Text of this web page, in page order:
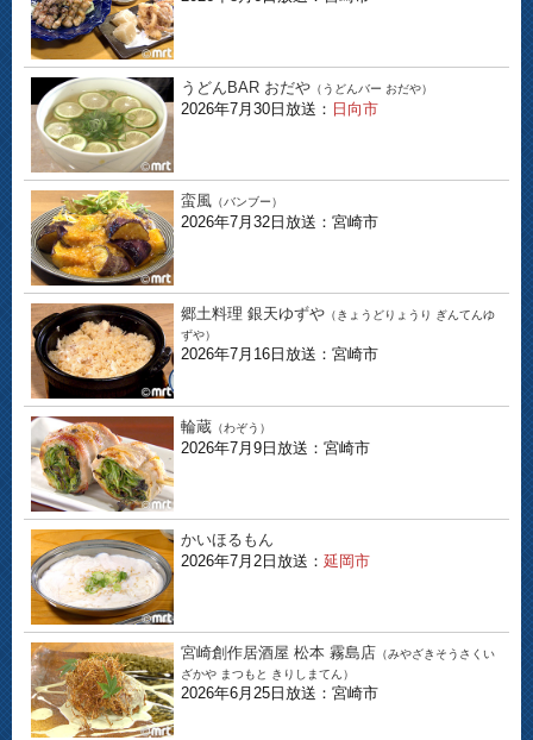
うどんBAR おだや （うどんバー おだや）
2026年7月30日放送： 日向市
蛮風 （バンブー）
2026年7月32日放送：宮崎市
郷土料理 銀天ゆずや （きょうどりょうり ぎんてんゆ
ずや）
2026年7月16日放送：宮崎市
輪蔵 （わぞう）
2026年7月9日放送：宮崎市
かいほるもん
2026年7月2日放送： 延岡市
宮崎創作居酒屋 松本 霧島店 （みやざきそうさくい
ざかや まつもと きりしまてん）
2026年6月25日放送：宮崎市